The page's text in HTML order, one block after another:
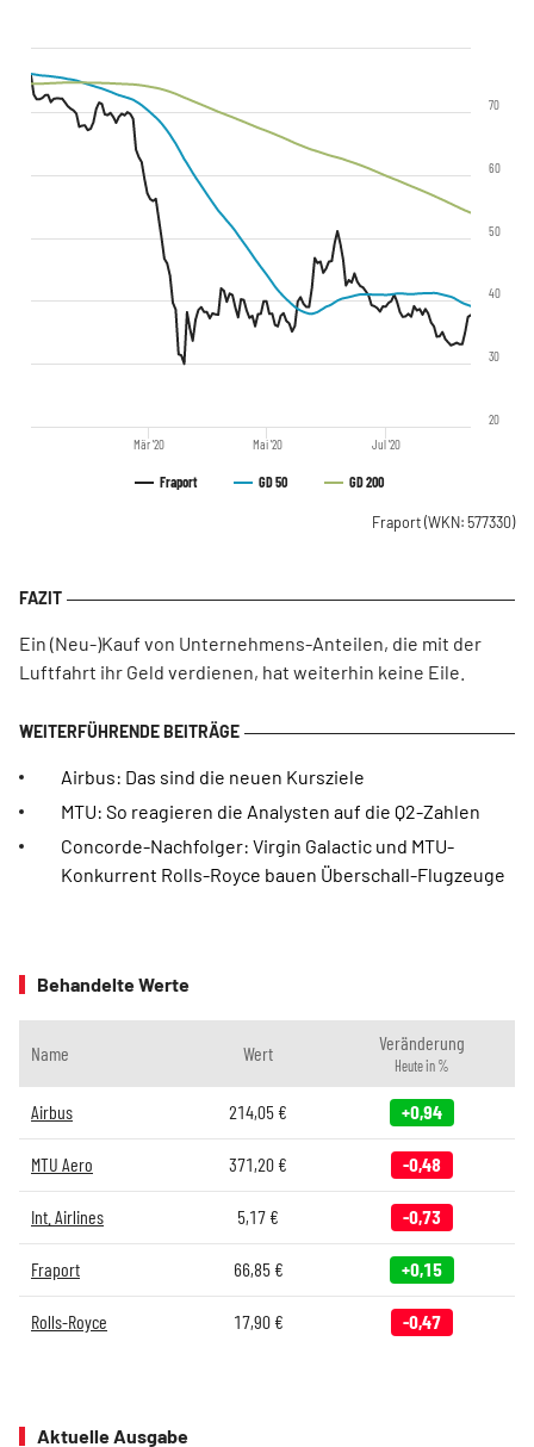
Fraport GD 50 GD 200
Mär '20 Mai '20 Jul '20
20
30
40
50
60
70
Fraport (WKN: 577330)
Ein (Neu-)Kauf von Unternehmens-Anteilen, die mit der
Luftfahrt ihr Geld verdienen, hat weiterhin keine Eile.
Airbus: Das sind die neuen Kursziele
MTU: So reagieren die Analysten auf die Q2-Zahlen
Concorde-Nachfolger: Virgin Galactic und MTU-
Konkurrent Rolls-Royce bauen Überschall-Flugzeuge
Behandelte Werte
Name Wert Veränderung
Heute in %
Airbus 214,05 € +0,94
MTU Aero 371,20 € -0,48
Int. Airlines 5,17 € -0,73
Fraport 66,85€ +0,15
Rolls-Royce 17,90€ -0,47
Aktuelle Ausgabe